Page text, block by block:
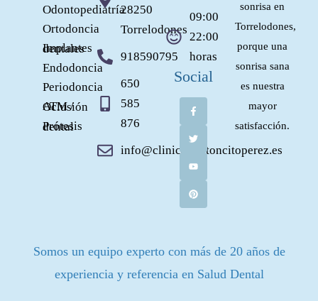
Odontopediatría
Ortodoncia
Implantes dentales
Endodoncia
Periodoncia
ATM / Oclusión
Prótesis dental
28250
Torrelodones
918590795
650
585
876
info@clinicaelratoncitoperez.es
09:00
22:00
horas
Social
a
c
e
o
o
-
w
i
t
e
r
o
u
t
b
e
i
n
t
r
e
t
sonrisa en
Torrelodones,
porque una
sonrisa sana
es nuestra
mayor
satisfacción.
Somos un equipo experto con más de 20 años de
experiencia y referencia en Salud Dental